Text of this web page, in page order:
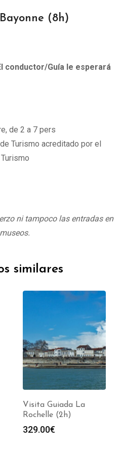
(8h)
conductor/Guía le esperará
de 2 a 7 pers
Turismo acreditado por el
ni tampoco las entradas en
similares
Visita Guiada La
Rochelle (2h)
329.00€